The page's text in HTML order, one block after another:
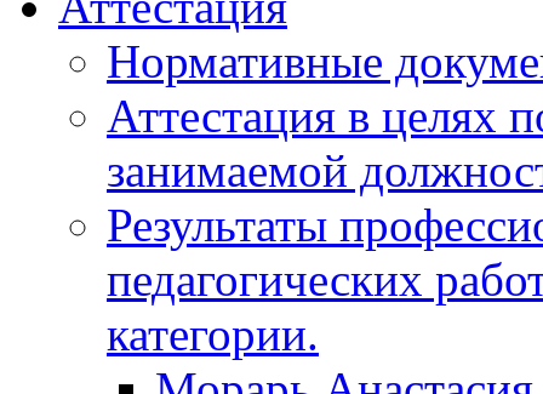
Нормативные
Аттестация в целях
занимаемой
Результаты
педагогических
категории.